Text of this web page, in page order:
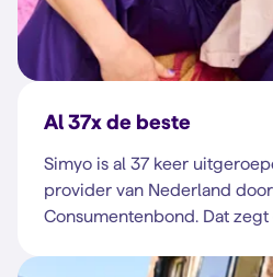
Al 37x de beste
Simyo is al 37 keer
provider van Nederland
Consumentenbond. Dat